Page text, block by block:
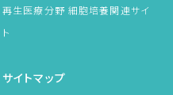
再生医療分野 細胞培養関連サイ
ト
サイトマップ